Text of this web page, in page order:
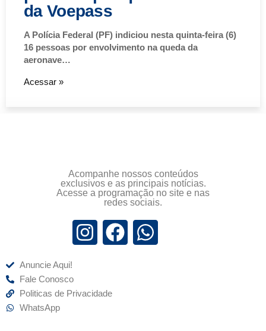
da Voepass
A Polícia Federal (PF) indiciou nesta quinta-feira (6)
16 pessoas por envolvimento na queda da
aeronave…
Acessar »
Acompanhe nossos conteúdos
exclusivos e as principais notícias.
Acesse a programação no site e nas
redes sociais.
Anuncie Aqui!
Fale Conosco
Politicas de Privacidade
WhatsApp